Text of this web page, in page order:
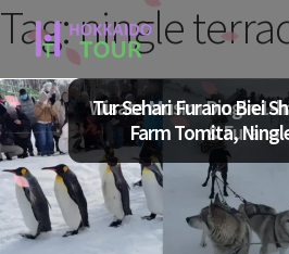
Skip
to
navigation
Skip
to
content
Tag:ningle
Wisata Musim Dingin 1-
& Furano
Tur Sehari Furano Biei
Farm Tomita,